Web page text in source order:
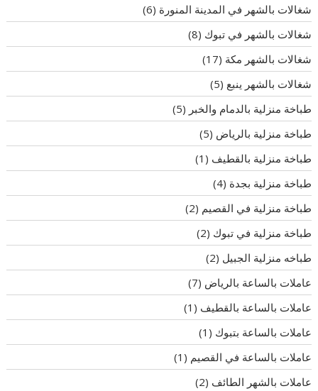
شغالات بالشهر في المدينة المنورة (6)
شغالات بالشهر في تبوك (8)
شغالات بالشهر مكة (17)
شغالات بالشهر ينبع (5)
طباخة منزلية بالدمام والخبر (5)
طباخة منزلية بالرياض (5)
طباخة منزلية بالقطيف (1)
طباخة منزلية بجدة (4)
طباخة منزلية في القصيم (2)
طباخة منزلية في تبوك (2)
طباخه منزلية الجبيل (2)
عاملات بالساعة بالرياض (7)
عاملات بالساعة بالقطيف (1)
عاملات بالساعة بتبوك (1)
عاملات بالساعة في القصيم (1)
عاملات بالشهر الطائف (2)